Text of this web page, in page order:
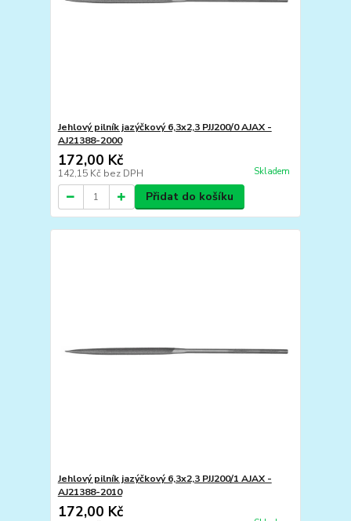
Jehlový pilník jazýčkový 6,3x2,3 PJJ200/0 AJAX -
AJ21388-2000
172,00 Kč
142,15 Kč bez DPH Skladem
Přidat do košíku
Jehlový pilník jazýčkový 6,3x2,3 PJJ200/1 AJAX -
AJ21388-2010
172,00 Kč